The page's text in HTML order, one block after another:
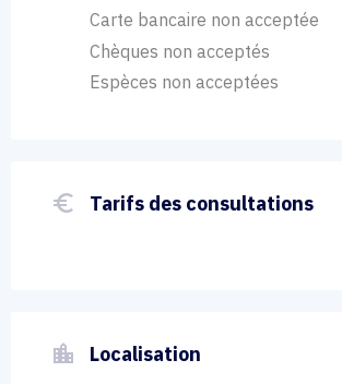
Carte bancaire non acceptée
Chèques non acceptés
Espèces non acceptées
euro_symbol Tarifs des consultations
location_city Localisation